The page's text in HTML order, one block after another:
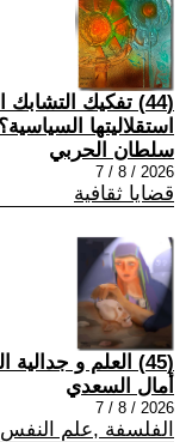
(44) تفكيك
استقلاليتها السياسية؟
سلطان الحربي
2026 / 8 / 7
قضايا ثقافية
(45) العلم و جدالية التعدد؟؟؟؟؟؟؟؟؟؟؟؟؟؟
أمال السعدي
2026 / 8 / 7
الفلسفة ,علم